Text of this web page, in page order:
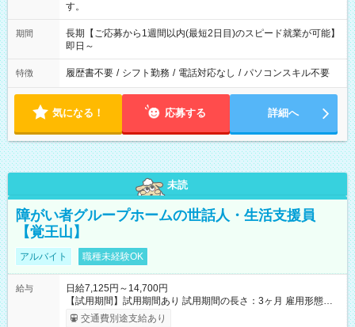
す。
期間
長期【ご応募から1週間以内(最短2日目)のスピード就業が可能】
即日～
特徴 履歴書不要 / シフト勤務 / 電話対応なし / パソコンスキル不要
気になる！ 応募する 詳細へ
未読
障がい者グループホームの世話人・生活支援員
【覚王山】
アルバイト 職種未経験OK
給与
日給7,125円～14,700円
【試用期間】試用期間あり 試用期間の長さ：3ヶ月 雇用形態、
給与は本採用時と同じです。
交通費別途支給あり